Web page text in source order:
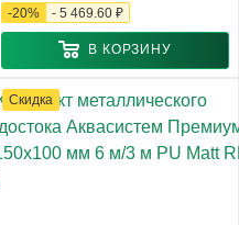
-20% - 5 469.60 ₽
В КОРЗИНУ
Скидка